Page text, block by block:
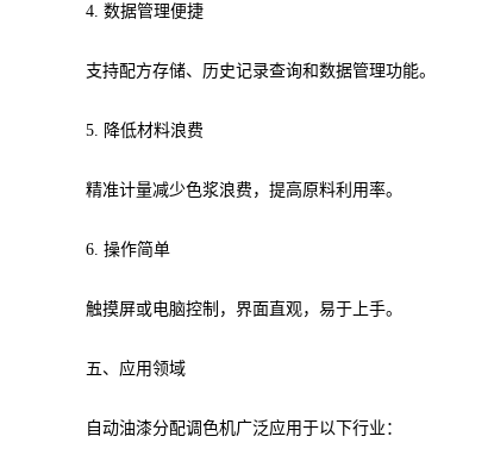
4. 数据管理便捷
支持配方存储、历史记录查询和数据管理功能。
5. 降低材料浪费
精准计量减少色浆浪费，提高原料利用率。
6. 操作简单
触摸屏或电脑控制，界面直观，易于上手。
五、应用领域
自动油漆分配调色机广泛应用于以下行业：